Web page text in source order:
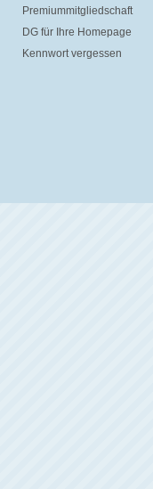
Premiummitgliedschaft
DG für Ihre Homepage
Kennwort vergessen